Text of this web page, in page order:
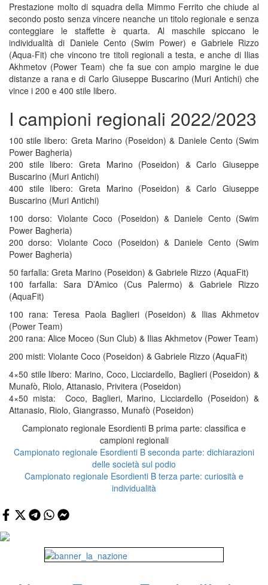
Prestazione molto di squadra della Mimmo Ferrito che chiude al
secondo posto senza vincere neanche un titolo regionale e senza
conteggiare le staffette è quarta. Al maschile spiccano le
individualità di Daniele Cento (Swim Power) e Gabriele Rizzo
(Aqua-Fit) che vincono tre titoli regionali a testa, e anche di Ilias
Akhmetov (Power Team) che fa sue con ampio margine le due
distanze a rana e di Carlo Giuseppe Buscarino (Muri Antichi) che
vince i 200 e 400 stile libero.
I campioni regionali 2022/2023
100 stile libero: Greta Marino (Poseidon) & Daniele Cento (Swim
Power Bagheria)
200 stile libero: Greta Marino (Poseidon) & Carlo Giuseppe
Buscarino (Muri Antichi)
400 stile libero: Greta Marino (Poseidon) & Carlo Giuseppe
Buscarino (Muri Antichi)
100 dorso: Violante Coco (Poseidon) & Daniele Cento (Swim
Power Bagheria)
200 dorso: Violante Coco (Poseidon) & Daniele Cento (Swim
Power Bagheria)
50 farfalla: Greta Marino (Poseidon) & Gabriele Rizzo (AquaFit)
100 farfalla: Sara D’Amico (Cus Palermo) & Gabriele Rizzo
(AquaFit)
100 rana: Teresa Paola Baglieri (Poseidon) & Ilias Akhmetov
(Power Team)
200 rana: Alice Moceo (Sun Club) & Ilias Akhmetov (Power Team)
200 misti: Violante Coco (Poseidon) & Gabriele Rizzo (AquaFit)
4×50 stile libero: Marino, Coco, Licciardello, Baglieri (Poseidon) &
Munafò, Riolo, Attanasio, Privitera (Poseidon)
4×50 mista:
Coco, Baglieri, Marino, Licciardello (Poseidon) &
Attanasio, Riolo, Giangrasso, Munafò (Poseidon)
Campionato regionale Esordienti B prima parte: classifica e
campioni regionali
Campionato regionale Esordienti B seconda parte: dichiarazioni
delle società sul podio
Campionato regionale Esordienti B terza parte: curiosità e
individualità